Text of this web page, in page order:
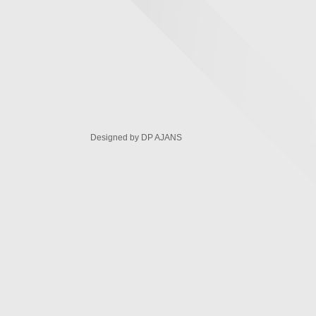
Designed by DP AJANS